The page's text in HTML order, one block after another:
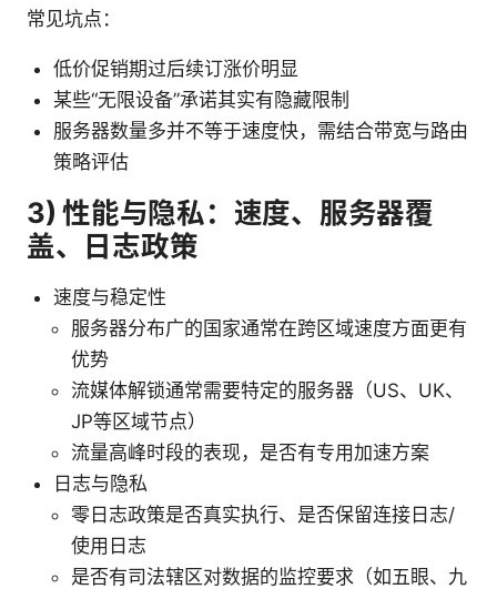
常见坑点：
低价促销期过后续订涨价明显
某些“无限设备”承诺其实有隐藏限制
服务器数量多并不等于速度快，需结合带宽与路由
策略评估
3) 性能与隐私：速度、服务器覆
盖、日志政策
速度与稳定性
服务器分布广的国家通常在跨区域速度方面更有
优势
流媒体解锁通常需要特定的服务器（US、UK、
JP等区域节点）
流量高峰时段的表现，是否有专用加速方案
日志与隐私
零日志政策是否真实执行、是否保留连接日志/
使用日志
是否有司法辖区对数据的监控要求（如五眼、九